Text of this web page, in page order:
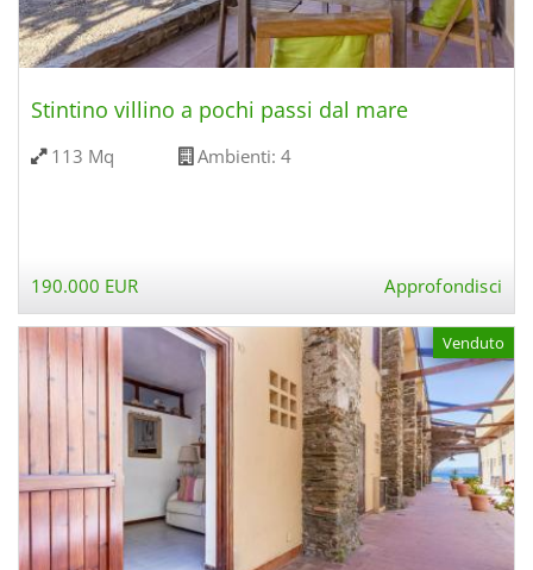
Stintino villino a pochi passi dal mare
113 Mq Ambienti: 4
190.000 EUR Approfondisci
Venduto